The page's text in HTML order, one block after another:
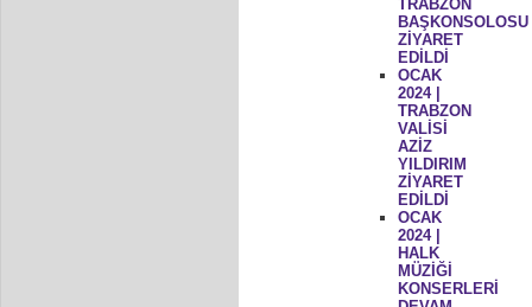
TRABZON
BAŞKONSOLOSU
ZİYARET
EDİLDİ
OCAK
2024 |
TRABZON
VALİSİ
AZİZ
YILDIRIM
ZİYARET
EDİLDİ
OCAK
2024 |
HALK
MÜZİĞİ
KONSERLERİ